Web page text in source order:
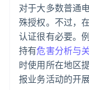
对于大多数普通
殊授权。不过，
认证很有必要。例
持有危害分析与
时使用所在地区
报业务活动的开展